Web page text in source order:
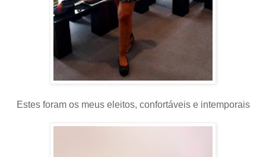
Estes foram os meus eleitos, confortáveis e intemporais